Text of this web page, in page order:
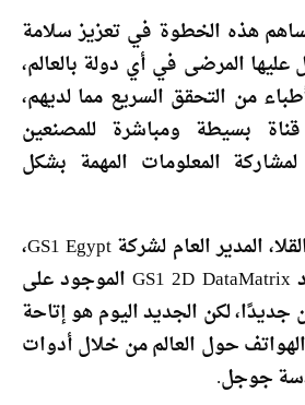
هذه الخطوة في تعزيز سلامة
المرضى في أي دولة بالعالم،
من التحقق السريع مما لديهم،
بسيطة ومباشرة للمصنعين
المعلومات المهمة بشكل
من جانبه قال أحمد القلا، المدير العام لشركة GS1 Egypt،
إن الرمز ثنائي الأبعاد GS1 2D DataMatrix الموجود على
جديدًا، لكن الجديد اليوم هو إتاحة
حول العالم من خلال أدوات
جوجل.